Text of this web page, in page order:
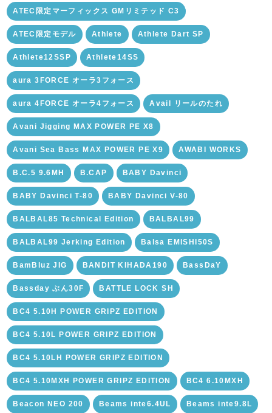
ATEC限定マーフィックス GMリミテッド C3
ATEC限定モデル Athlete Athlete Dart SP
Athlete12SSP Athlete14SS
aura 3FORCE オーラ3フォース
aura 4FORCE オーラ4フォース Avail リールのたれ
Avani Jigging MAX POWER PE X8
Avani Sea Bass MAX POWER PE X9 AWABI WORKS
B.C.5 9.6MH B.CAP BABY Davinci
BABY Davinci T-80 BABY Davinci V-80
BALBAL85 Technical Edition BALBAL99
BALBAL99 Jerking Edition Balsa EMISHI50S
BamBluz JIG BANDIT KIHADA190 BassDaY
Bassday ぶん30F BATTLE LOCK SH
BC4 5.10H POWER GRIPZ EDITION
BC4 5.10L POWER GRIPZ EDITION
BC4 5.10LH POWER GRIPZ EDITION
BC4 5.10MXH POWER GRIPZ EDITION BC4 6.10MXH
Beacon NEO 200 Beams inte6.4UL Beams inte9.8L